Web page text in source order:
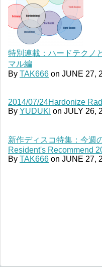
特別連載：ハードテクノ
マル編
By TAK666 on JUNE 27,
2014/07/24Hardonize
By YUDUKI on JULY 26,
新作ディスコ特集：今週
Resident's Recommend
By TAK666 on JUNE 27,